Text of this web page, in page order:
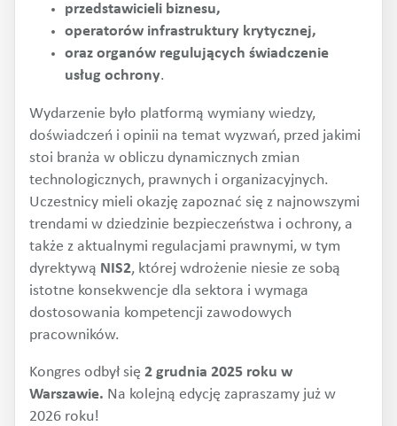
przedstawicieli biznesu,
operatorów infrastruktury krytycznej,
oraz organów regulujących świadczenie
usług ochrony.
Wydarzenie było platformą wymiany wiedzy,
doświadczeń i opinii na temat wyzwań, przed jakimi
stoi branża w obliczu dynamicznych zmian
technologicznych, prawnych i organizacyjnych.
Uczestnicy mieli okazję zapoznać się z najnowszymi
trendami w dziedzinie bezpieczeństwa i ochrony, a
także z aktualnymi regulacjami prawnymi, w tym
dyrektywą NIS2, której wdrożenie niesie ze sobą
istotne konsekwencje dla sektora i wymaga
dostosowania kompetencji zawodowych
pracowników.
Kongres odbył się 2 grudnia 2025 roku w
Warszawie. Na kolejną edycję zapraszamy już w
2026 roku!